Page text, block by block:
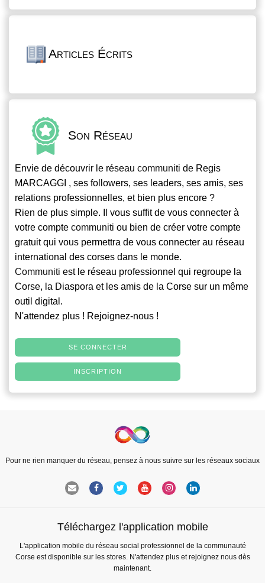
Articles Écrits
Son Réseau
Envie de découvrir le réseau communiti de Regis
MARCAGGI , ses followers, ses leaders, ses amis, ses
relations professionnelles, et bien plus encore ?
Rien de plus simple. Il vous suffit de vous connecter à
votre compte communiti ou bien de créer votre compte
gratuit qui vous permettra de vous connecter au réseau
international des corses dans le monde.
Communiti est le réseau professionnel qui regroupe la
Corse, la Diaspora et les amis de la Corse sur un même
outil digital.
N'attendez plus ! Rejoignez-nous !
SE CONNECTER
INSCRIPTION
Pour ne rien manquer du réseau, pensez à nous suivre sur les réseaux sociaux
Téléchargez l'application mobile
L'application mobile du réseau social professionnel de la communauté
Corse est disponible sur les stores. N'attendez plus et rejoignez nous dès
maintenant.